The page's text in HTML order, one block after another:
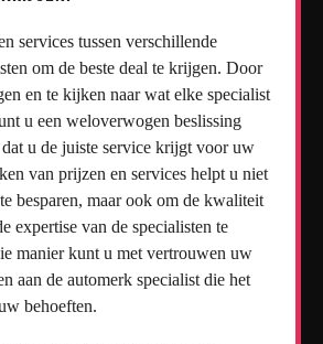
services tussen verschillende
om de beste deal te krijgen. Door
en te kijken naar wat elke specialist
u een weloverwogen beslissing
u de juiste service krijgt voor uw
van prijzen en services helpt u niet
besparen, maar ook om de kwaliteit
expertise van de specialisten te
manier kunt u met vertrouwen uw
aan de automerk specialist die het
behoeften.